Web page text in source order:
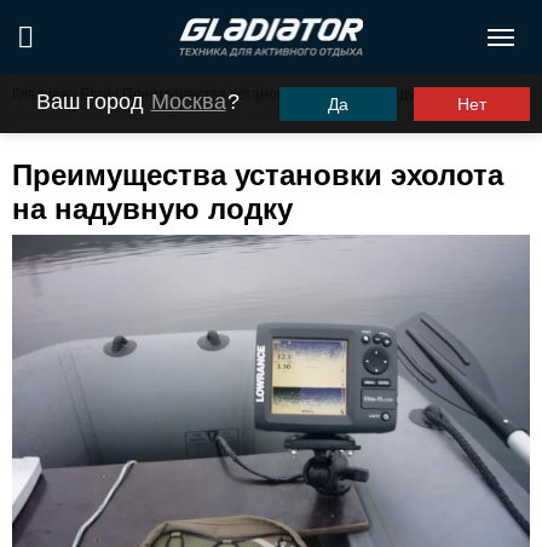
Ваш город Москва? Да Нет
Главная Блог / Преимущества установки эхолота на надувную лодку
Преимущества установки эхолота
на надувную лодку